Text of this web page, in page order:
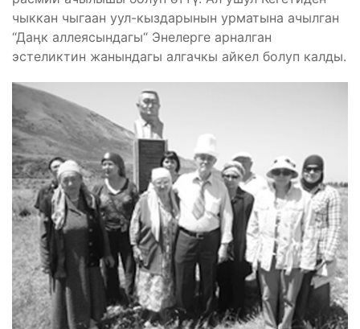
чыккан чыгаан уул-кыздарынын урматына ачылган
“Даӊк аллеясындагы“ Энелерге арналган
эстеликтин жанындагы алгачкы айкел болуп калды.